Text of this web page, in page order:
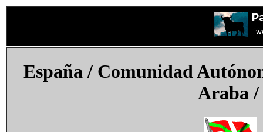
España/ Comunidad
Araba /